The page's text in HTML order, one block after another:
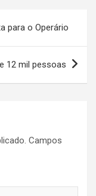
para o Operário
12 mil pessoas
Campos